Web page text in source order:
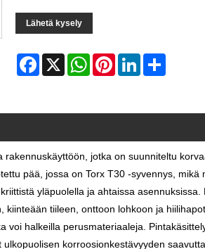
Lähetä kysely
Facebook WhatsAppPinterestLinkedIn
jotka on suunniteltu
pää, jossa on Torx T30 -syvennys, mikä
yläpuolella ja ahtaissa
kiinteään tiileen, onttoon lohkoon ja
halkeilla perusmateriaaleja.
korroosionkestävyyden